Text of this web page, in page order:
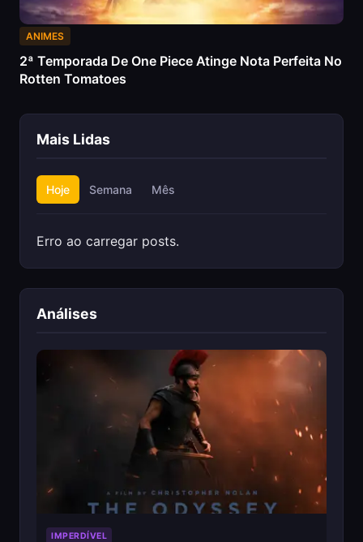
ANIMES
2ª Temporada De One Piece Atinge Nota Perfeita No
Rotten Tomatoes
Mais Lidas
Hoje Semana Mês
Erro ao carregar posts.
Análises
IMPERDÍVEL